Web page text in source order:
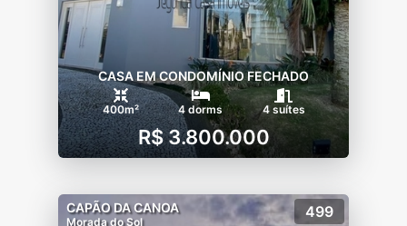
CASA EM CONDOMÍNIO FECHADO
400m² 4 dorms 4 suítes
R$ 3.800.000
CAPÃO DA CANOA
Morada do Sol
499